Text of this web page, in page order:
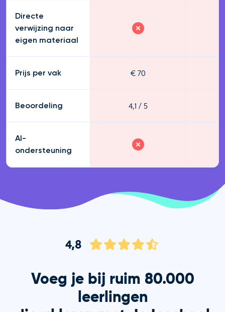
Directe
verwijzing naar
eigen materiaal
Prijs per vak € 70
Beoordeling 4,1 / 5
AI-
ondersteuning
4,8
Voeg je bij ruim 80.000
leerlingen